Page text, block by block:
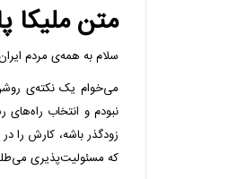
متن ملیکا
سلام به همه‌ی مردم
می‌خوام یک نکته‌ی
نبودم و انتخاب
زودگذر باشه، کارش را
که مسئولیت‌پذیری